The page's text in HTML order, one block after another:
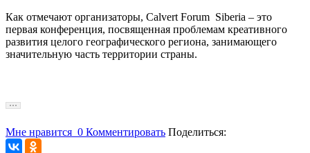
Как отмечают организаторы, Calvert Forum Siberia – это
первая конференция, посвященная проблемам креативного
развития целого географического региона, занимающего
значительную часть территории страны.
Мне нравится 0 Комментировать Поделиться: